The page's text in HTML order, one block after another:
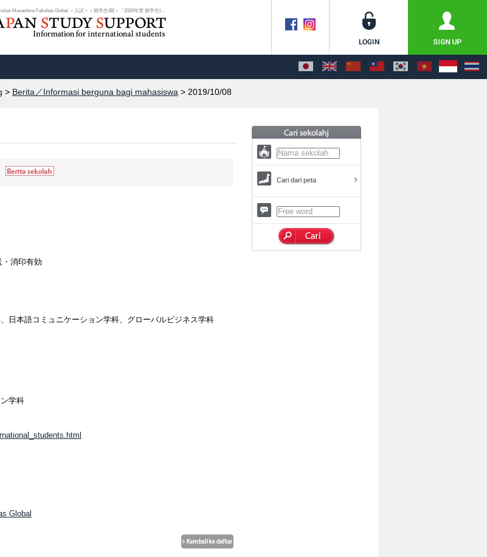
Musashino Fakultas Global ＜入試＞＜留学生Ⅰ期＞「2020年度 留学生Ⅰ...
> Berita／Informasi berguna bagi mahasiswa > 2019/10/08
消印有効
日本語コミュニケーション学科、グローバルビジネス学科
学科
Global
Cari dari peta